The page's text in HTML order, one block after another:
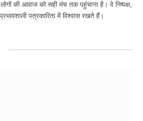
की आवाज को सही मंच तक पहुंचाना है। वे निष्पक्ष,
पत्रकारिता में विश्वास रखते हैं।